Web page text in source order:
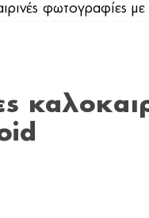
φωτογραφίες